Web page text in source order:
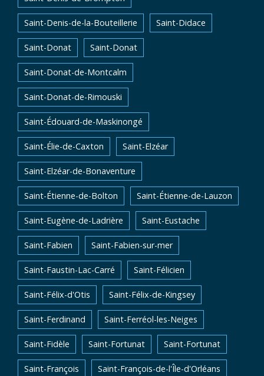
Saint-Denis-de-la-Bouteillerie Saint-Didace
Saint-Donat Saint-Donat
Saint-Donat-de-Montcalm
Saint-Donat-de-Rimouski
Saint-Édouard-de-Maskinongé
Saint-Élie-de-Caxton Saint-Elzéar
Saint-Elzéar-de-Bonaventure
Saint-Étienne-de-Bolton Saint-Étienne-de-Lauzon
Saint-Eugène-de-Ladrière Saint-Eustache
Saint-Fabien Saint-Fabien-sur-mer
Saint-Faustin-Lac-Carré Saint-Félicien
Saint-Félix-d'Otis Saint-Félix-de-Kingsey
Saint-Ferdinand Saint-Ferréol-les-Neiges
Saint-Fidèle Saint-Fortunat Saint-Fortunat
Saint-François Saint-François-de-l'Île-d'Orléans